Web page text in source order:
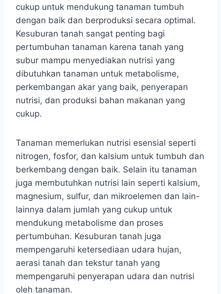
cukup untuk mendukung tanaman tumbuh
dengan baik dan berproduksi secara optimal.
Kesuburan tanah sangat penting bagi
pertumbuhan tanaman karena tanah yang
subur mampu menyediakan nutrisi yang
dibutuhkan tanaman untuk metabolisme,
perkembangan akar yang baik, penyerapan
nutrisi, dan produksi bahan makanan yang
cukup.
Tanaman memerlukan nutrisi esensial seperti
nitrogen, fosfor, dan kalsium untuk tumbuh dan
berkembang dengan baik. Selain itu tanaman
juga membutuhkan nutrisi lain seperti kalsium,
magnesium, sulfur, dan mikroelemen dan lain-
lainnya dalam jumlah yang cukup untuk
mendukung metabolisme dan proses
pertumbuhan. Kesuburan tanah juga
mempengaruhi ketersediaan udara hujan,
aerasi tanah dan tekstur tanah yang
mempengaruhi penyerapan udara dan nutrisi
oleh tanaman.